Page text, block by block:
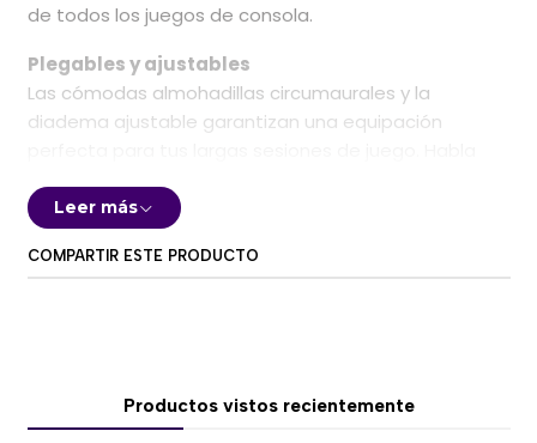
de todos los juegos de consola.
Plegables y ajustables
Las cómodas almohadillas circumaurales y la
diadema ajustable garantizan una equipación
plegable, el accesorio perfecto para una
comunicación increíblemente nítida.
Ponte al mando
totalmente en el juego en todo momento.
Solamente tienes que conectar los auriculares al
Leer más
COMPARTIR ESTE PRODUCTO
Productos vistos recientemente